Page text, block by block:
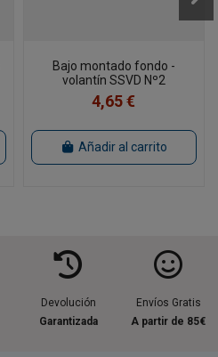
Bajo montado fondo -
volantín SSVD Nº2
4,65 €
Añadir al carrito
Devolución
Garantizada
Envíos Gratis
A partir de 85€